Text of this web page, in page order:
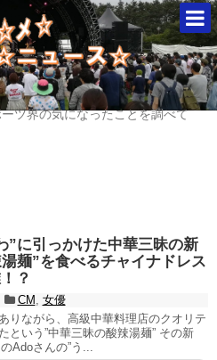
ツ界の気になったことを調べて
”に引っかけた中華三昧の新
麺”を食べるチャイナドレス
？
CM
女優
りながら、高級中華料理店のクオリテ
という”中華三昧の酸辣湯麺” その新
Adoさんの”う...